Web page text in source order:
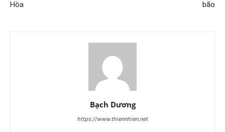
Hòa
bão
Bạch Dương
https://www.thiennhien.net